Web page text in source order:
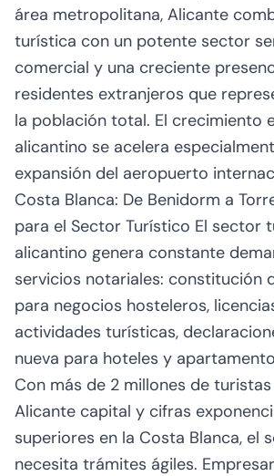
área metropolitana, Alicante
turística con un potente sector
comercial y una creciente
residentes extranjeros que
la población total. El crecimiento
alicantino se acelera
expansión del aeropuerto
Costa Blanca: De Benidorm a
para el Sector Turístico El sector
alicantino genera constante
servicios notariales: constitución
para negocios hosteleros,
actividades turísticas,
nueva para hoteles y
Con más de 2 millones de
Alicante capital y cifras
superiores en la Costa Blanca, el
necesita trámites ágiles.